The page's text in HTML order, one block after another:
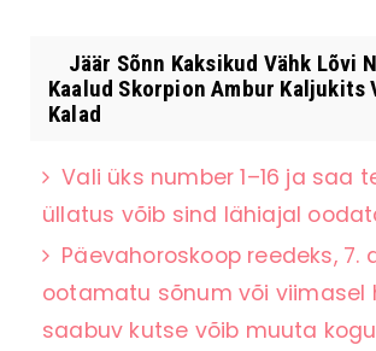
Jäär Sõnn Kaksikud Vähk Lõvi
Kaalud Skorpion Ambur Kaljukits
Kalad
Vali üks number 1–16 ja saa
üllatus võib sind lähiajal
Päevahoroskoop reedeks, 7.
ootamatu sõnum või viimasel
saabuv kutse võib muuta